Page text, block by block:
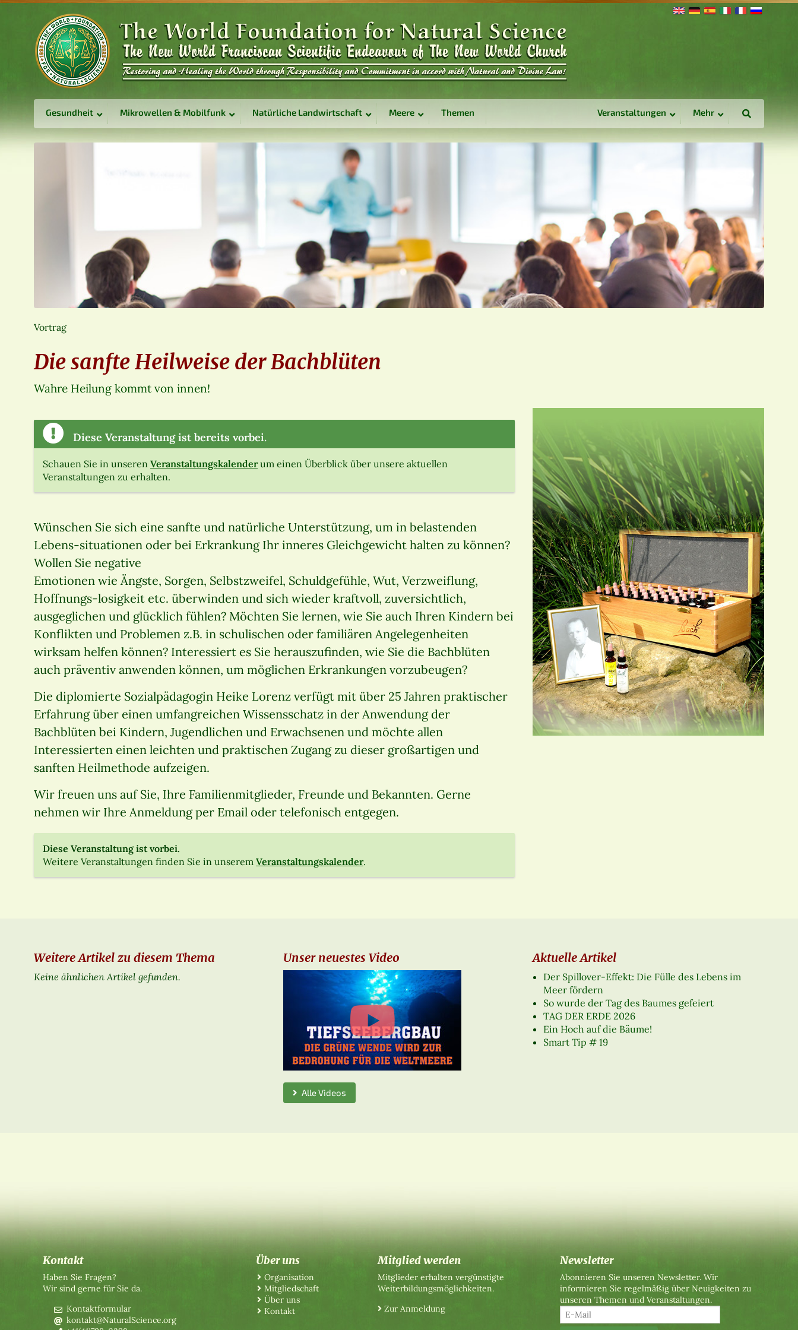
Gesundheit Mikrowellen & Mobilfunk Natürliche Landwirtschaft Meere Themen Veranstaltungen Mehr
Vortrag
Die sanfte Heilweise der Bachblüten
Wahre Heilung kommt von innen!
Diese Veranstaltung ist bereits vorbei.
Schauen Sie in unseren Veranstaltungskalenderum einen Überblick über unsere aktuellen
Veranstaltungen zu erhalten.
Wünschen Sie sich eine sanfte und natürliche Unterstützung, um in belastenden
Lebens-situationen oder bei Erkrankung Ihr inneres Gleichgewicht halten zu können?
Wollen Sie negative
Emotionen wie Ängste, Sorgen, Selbstzweifel, Schuldgefühle, Wut, Verzweiflung,
Hoffnungs-losigkeit etc. überwinden und sich wieder kraftvoll, zuversichtlich,
ausgeglichen und glücklich fühlen? Möchten Sie lernen, wie Sie auch Ihren Kindern bei
Konflikten und Problemen z.B. in schulischen oder familiären Angelegenheiten
wirksam helfen können? Interessiert es Sie herauszufinden, wie Sie die Bachblüten
auch präventiv anwenden können, um möglichen Erkrankungen vorzubeugen?
Die diplomierte Sozialpädagogin Heike Lorenz verfügt mit über 25 Jahren praktischer
Erfahrung über einen umfangreichen Wissensschatz in der Anwendung der
Bachblüten bei Kindern, Jugendlichen und Erwachsenen und möchte allen
Interessierten einen leichten und praktischen Zugang zu dieser großartigen und
sanften Heilmethode aufzeigen.
Wir freuen uns auf Sie, Ihre Familienmitglieder, Freunde und Bekannten. Gerne
nehmen wir Ihre Anmeldung per Email oder telefonisch entgegen.
Diese Veranstaltung ist vorbei.
Weitere Veranstaltungen finden Sie in unserem Veranstaltungskalender.
Weitere Artikel zu diesem Thema
Keine ähnlichen Artikel gefunden.
Unser neuestes Video
Alle Videos
Aktuelle Artikel
Der Spillover-Effekt: Die Fülle des Lebens im
Meer fördern
So wurde der Tag des Baumes gefeiert
TAG DER ERDE 2026
Ein Hoch auf die Bäume!
Smart Tip # 19
Kontakt
Haben Sie Fragen?
Wir sind gerne für Sie da.
Kontaktformular
kontakt@NaturalScience.org
Über uns
Organisation
Mitgliedschaft
Über uns
Kontakt
Mitglied werden
Mitglieder erhalten vergünstigte
Weiterbildungsmöglichkeiten.
Zur Anmeldung
Newsletter
Abonnieren Sie unseren Newsletter. Wir
informieren Sie regelmäßig über Neuigkeiten zu
unseren Themen und Veranstaltungen.